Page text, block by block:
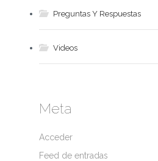
Preguntas Y Respuestas
Videos
Meta
Acceder
Feed de entradas